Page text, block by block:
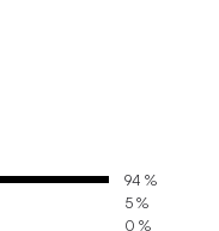
94 %
5 %
0 %